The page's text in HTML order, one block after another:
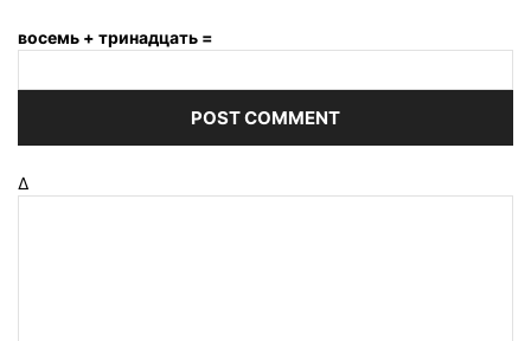
восемь + тринадцать =
Δ